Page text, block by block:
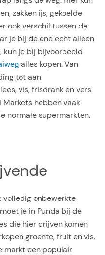
zakken ijs, gekoelde
ook verschil tussen de
je bij de ene echt alleen
kun je bij bijvoorbeeld
alles kopen. Van
tot aan
vis, frisdrank en vers
hebben vaak
normale supermarkten.
volledig onbewerkte
je in Punda bij de
die hier drijven komen
groente, fruit en vis.
markt een populair